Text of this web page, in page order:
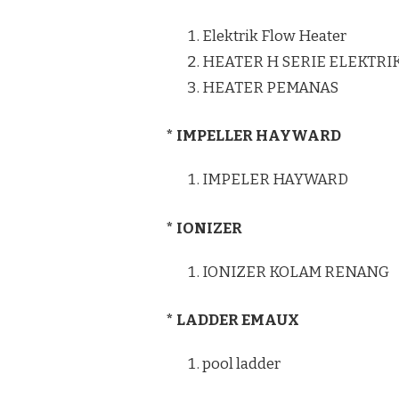
Elektrik Flow Heater
HEATER H SERIE
HEATER PEMANAS
* IMPELLER HAYWARD
IMPELER HAYWARD
* IONIZER
IONIZER KOLAM RENANG
* LADDER EMAUX
pool ladder